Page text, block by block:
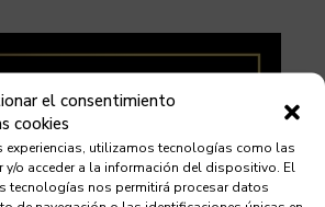
el consentimiento
cookies
experiencias, utilizamos tecnologías como las
y/o acceder a la información del dispositivo. El
tecnologías nos permitirá procesar datos